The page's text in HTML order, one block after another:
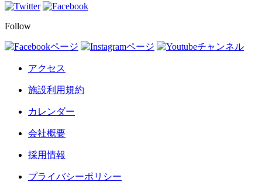
Follow
アクセス
施設利用規約
カレンダー
会社概要
採用情報
プライバシーポリシー